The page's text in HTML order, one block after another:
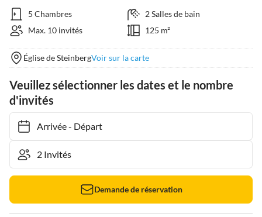
5 Chambres
2 Salles de bain
Max. 10 invités
125 m²
Église de SteinbergVoir sur la carte
Veuillez sélectionner les dates et le nombre
d'invités
Arrivée- Départ
Demande de réservation